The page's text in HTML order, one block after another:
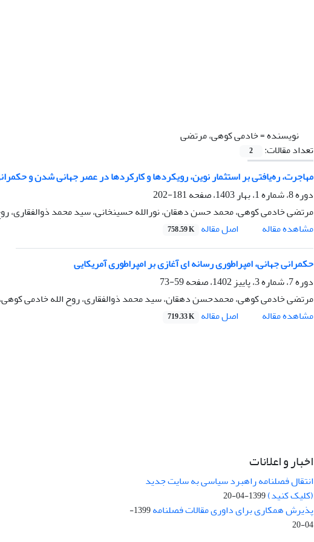
نویسنده =خادمی کوهی، مرتضی
تعداد مقالات:
2
مهاجرت، ره‌یافتی بر استثمار نوین، رویکردها و کارکردها در عصر جهانی شدن و
دوره 8، شماره 1، بهار 1403، صفحه
181-202
مرتضی خادمی کوهی، محمد حسن دهقان، نورالله حسینخانی، سید محمد ذوالفقاری،
مشاهده مقاله
اصل مقاله 758.59 K
حکمرانی جهانی، امپراطوری رسانه ای آغازی بر امپراطوری آمریکایی
دوره 7، شماره 3، پاییز 1402، صفحه
59-73
مرتضی خادمی کوهی، محمدحسن دهقان، سید محمد ذوالفقاری، روح الله خادمی
مشاهده مقاله
اصل مقاله 719.33 K
اخبار و اعلانات
انتقال فصلنامه راهبرد سیاسی به سایت جدید
(کلیک کنید)1399-04-20
پذیرش همکاری برای داوری مقالات فصلنامه
1399-
04-20